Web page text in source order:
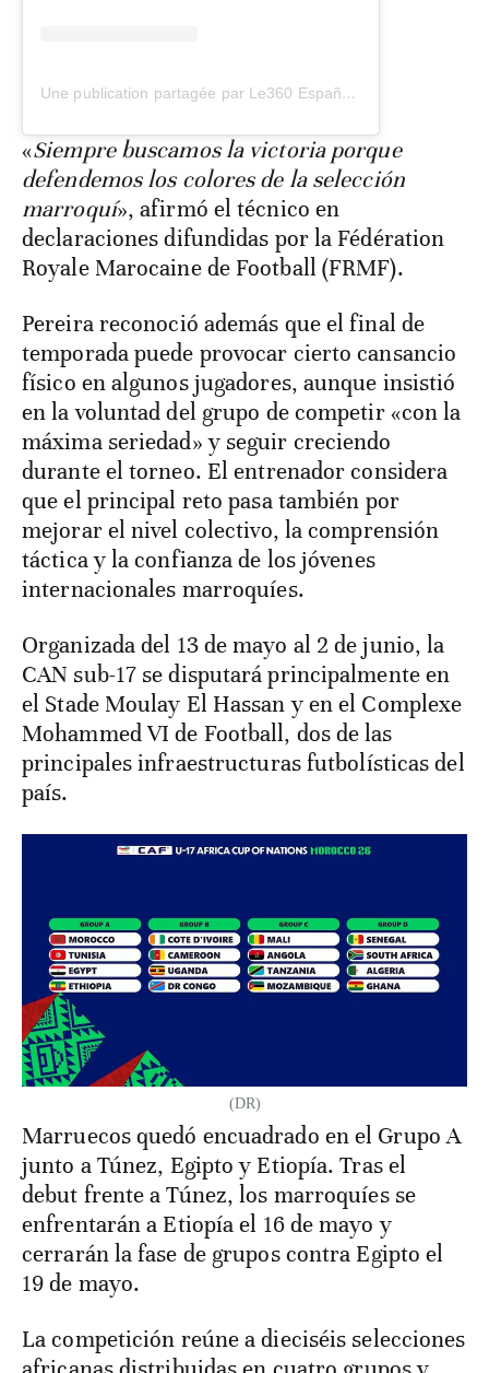
Une publication partagée par Le360 Español (@le360es)
«Siempre buscamos la victoria porque
defendemos los colores de la selección
marroquí», afirmó el técnico en
declaraciones difundidas por la Fédération
Royale Marocaine de Football (FRMF).
Pereira reconoció además que el final de
temporada puede provocar cierto cansancio
físico en algunos jugadores, aunque insistió
en la voluntad del grupo de competir «con la
máxima seriedad» y seguir creciendo
durante el torneo. El entrenador considera
que el principal reto pasa también por
mejorar el nivel colectivo, la comprensión
táctica y la confianza de los jóvenes
internacionales marroquíes.
Organizada del 13 de mayo al 2 de junio, la
CAN sub-17 se disputará principalmente en
el Stade Moulay El Hassan y en el Complexe
Mohammed VI de Football, dos de las
principales infraestructuras futbolísticas del
país.
(DR)
Marruecos quedó encuadrado en el Grupo A
junto a Túnez, Egipto y Etiopía. Tras el
debut frente a Túnez, los marroquíes se
enfrentarán a Etiopía el 16 de mayo y
cerrarán la fase de grupos contra Egipto el
19 de mayo.
La competición reúne a dieciséis selecciones